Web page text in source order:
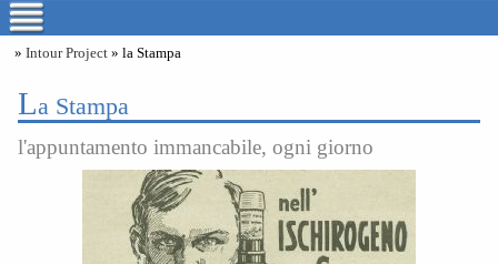
» Intour Project » la Stampa
la Stampa
l'appuntamento immancabile, ogni giorno